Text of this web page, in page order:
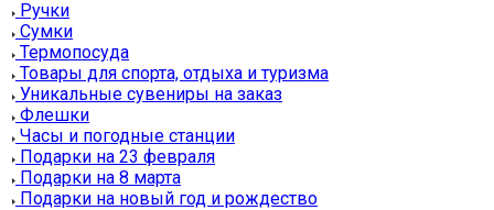
Ручки
Сумки
Термопосуда
Товары для спорта, отдыха и туризма
Уникальные сувениры на заказ
Флешки
Часы и погодные станции
Подарки на 23 февраля
Подарки на 8 марта
Подарки на новый год и рождество